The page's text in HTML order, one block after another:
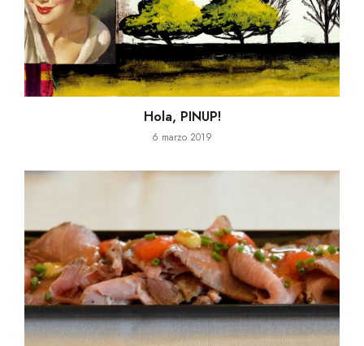
Hola, PINUP!
6 marzo 2019